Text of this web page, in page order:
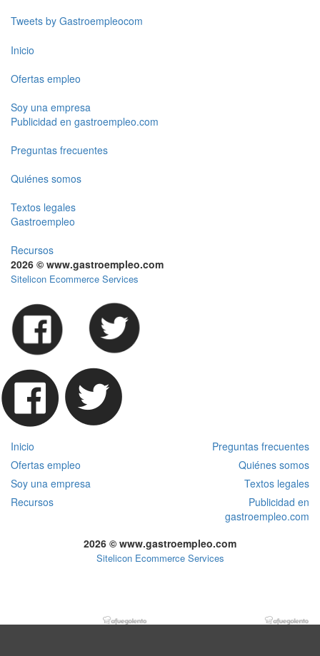
Tweets by Gastroempleocom
Inicio
Ofertas empleo
Soy una empresa
Publicidad en gastroempleo.com
Preguntas frecuentes
Quiénes somos
Textos legales
Gastroempleo
Recursos
2026 © www.gastroempleo.com
Sitelicon Ecommerce Services
Inicio
Preguntas frecuentes
Ofertas empleo
Quiénes somos
Soy una empresa
Textos legales
Recursos
Publicidad en
gastroempleo.com
2026 © www.gastroempleo.com
Sitelicon Ecommerce Services